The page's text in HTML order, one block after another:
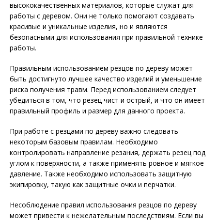
высококачественных материалов, которые служат для
работы с деревом. Они не только помогают создавать
красивые и уникальные изделия, но и являются
безопасными для использования при правильной технике
работы.
Правильным использованием резцов по дереву может
быть достигнуто лучшее качество изделий и уменьшение
риска получения травм. Перед использованием следует
убедиться в том, что резец чист и острый, и что он имеет
правильный профиль и размер для данного проекта.
При работе с резцами по дереву важно следовать
некоторым базовым правилам. Необходимо
контролировать направление резания, держать резец под
углом к поверхности, а также применять ровное и мягкое
давление. Также необходимо использовать защитную
экипировку, такую как защитные очки и перчатки.
Несоблюдение правил использования резцов по дереву
может привести к нежелательным последствиям. Если вы